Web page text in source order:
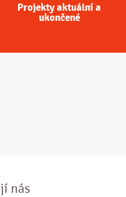
Projekty aktuální a
ukončené
nás